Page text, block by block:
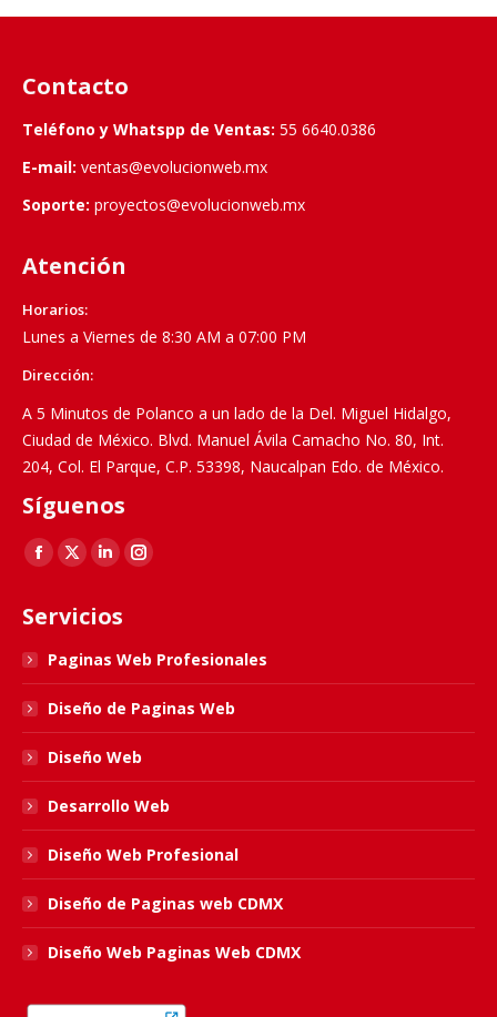
Contacto
Teléfono y Whatspp de Ventas: 55 6640.0386
E-mail: ventas@evolucionweb.mx
Soporte: proyectos@evolucionweb.mx
Atención
Horarios:
Lunes a Viernes de 8:30 AM a 07:00 PM
Dirección:
A 5 Minutos de Polanco a un lado de la Del. Miguel Hidalgo,
Ciudad de México. Blvd. Manuel Ávila Camacho No. 80, Int.
204, Col. El Parque, C.P. 53398, Naucalpan Edo. de México.
Síguenos
Find us on:
Facebook
opens
in
new
window
X
opens
in
new
window
Linkedin
opens
new
window
Instagram
in
new
window
Servicios
Paginas Web Profesionales
Diseño de Paginas Web
Diseño Web
Desarrollo Web
Diseño Web Profesional
Diseño de Paginas web CDMX
Diseño Web Paginas Web CDMX